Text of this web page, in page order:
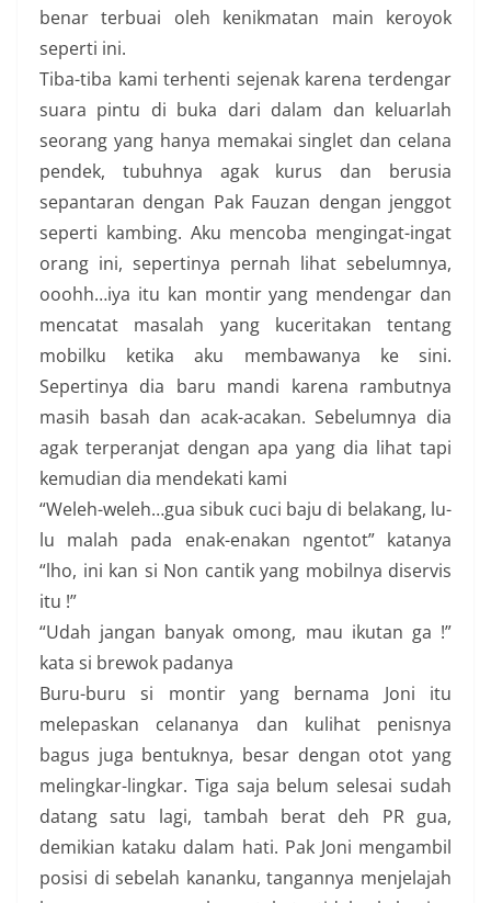
benar terbuai oleh kenikmatan main keroyok
seperti ini.
Tiba-tiba kami terhenti sejenak karena terdengar
suara pintu di buka dari dalam dan keluarlah
seorang yang hanya memakai singlet dan celana
pendek, tubuhnya agak kurus dan berusia
sepantaran dengan Pak Fauzan dengan jenggot
seperti kambing. Aku mencoba mengingat-ingat
orang ini, sepertinya pernah lihat sebelumnya,
ooohh…iya itu kan montir yang mendengar dan
mencatat masalah yang kuceritakan tentang
mobilku ketika aku membawanya ke sini.
Sepertinya dia baru mandi karena rambutnya
masih basah dan acak-acakan. Sebelumnya dia
agak terperanjat dengan apa yang dia lihat tapi
kemudian dia mendekati kami
“Weleh-weleh…gua sibuk cuci baju di belakang, lu-
lu malah pada enak-enakan ngentot” katanya
“lho, ini kan si Non cantik yang mobilnya diservis
itu !”
“Udah jangan banyak omong, mau ikutan ga !”
kata si brewok padanya
Buru-buru si montir yang bernama Joni itu
melepaskan celananya dan kulihat penisnya
bagus juga bentuknya, besar dengan otot yang
melingkar-lingkar. Tiga saja belum selesai sudah
datang satu lagi, tambah berat deh PR gua,
demikian kataku dalam hati. Pak Joni mengambil
posisi di sebelah kananku, tangannya menjelajah